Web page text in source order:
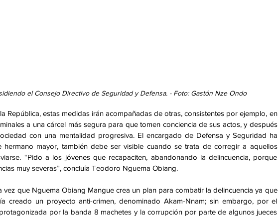
el Consejo Directivo de Seguridad y Defensa. - Foto: Gastón Nze Ondo
República, estas medidas irán acompañadas de otras, consistentes por ejemplo, en
a una cárcel más segura para que tomen conciencia de sus actos, y después
con una mentalidad progresiva. El encargado de Defensa y Seguridad ha
mayor, también debe ser visible cuando se trata de corregir a aquellos
“Pido a los jóvenes que recapaciten, abandonando la delincuencia, porque
muy severas”, concluía Teodoro Nguema Obiang.
vez que Nguema Obiang Mangue crea un plan para combatir la delincuencia ya que
creado un proyecto anti-crimen, denominado Akam-Nnam; sin embargo, por el
por la banda 8 machetes y la corrupción por parte de algunos jueces